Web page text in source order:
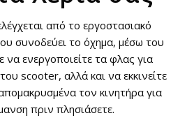
από το εργοστασιακό
συνοδεύει το όχημα, μέσω του
να ενεργοποιείτε τα φλας για
scooter, αλλά και να εκκινείτε
τον κινητήρα για
πριν πλησιάσετε.